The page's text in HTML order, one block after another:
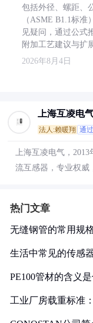
包括外径、螺距、
（ASME B1.1标
见疑问，通过公式
附加工艺建议与扩
2026年8月4日
上海互凌电
法人:赖暖翔 通
上海互凌电气，
流互感器，专业权威
热门文章
无缝钢管的常用规
生活中常见的传感
PE100管材的含义
工业厂房载重标准